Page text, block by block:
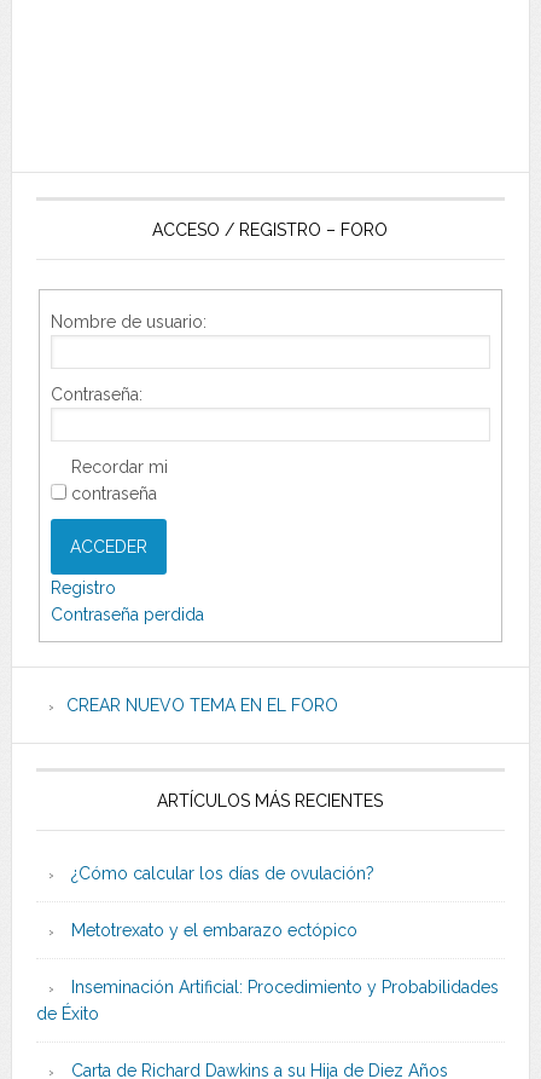
ACCESO / REGISTRO – FORO
Nombre de usuario:
Contraseña:
Recordar mi
contraseña
ACCEDER
Registro
Contraseña perdida
CREAR NUEVO TEMA EN EL FORO
ARTÍCULOS MÁS RECIENTES
¿Cómo calcular los días de ovulación?
Metotrexato y el embarazo ectópico
Inseminación Artificial: Procedimiento y Probabilidades
de Éxito
Carta de Richard Dawkins a su Hija de Diez Años